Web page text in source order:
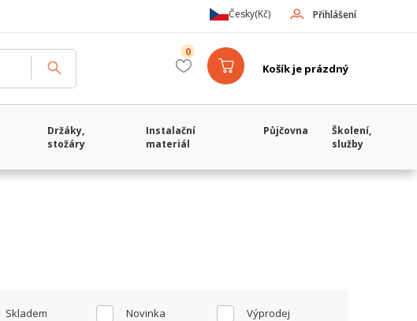
Přihlášení
Česky(Kč)
Košík je prázdný
0
Držáky,
stožáry
Instalační
materiál
Půjčovna
Školení,
služby
Skladem Novinka
Výprodej